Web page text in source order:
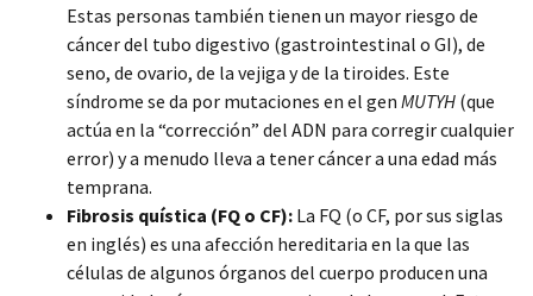
Estas personas también tienen un mayor riesgo de
cáncer del tubo digestivo (gastrointestinal o GI), de
seno, de ovario, de la vejiga y de la tiroides. Este
síndrome se da por mutaciones en el gen MUTYH (que
actúa en la “corrección” del ADN para corregir cualquier
error) y a menudo lleva a tener cáncer a una edad más
temprana.
Fibrosis quística (FQ o CF): La FQ (o CF, por sus siglas
en inglés) es una afección hereditaria en la que las
células de algunos órganos del cuerpo producen una